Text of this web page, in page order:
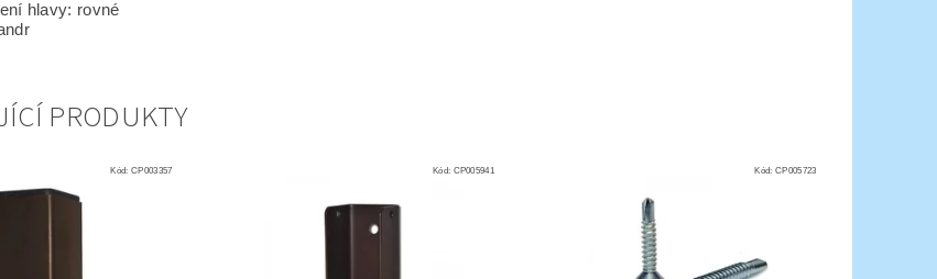
hlavy: rovné
PRODUKTY
Kód: CP003357 Kód: CP005941 Kód:CP005723